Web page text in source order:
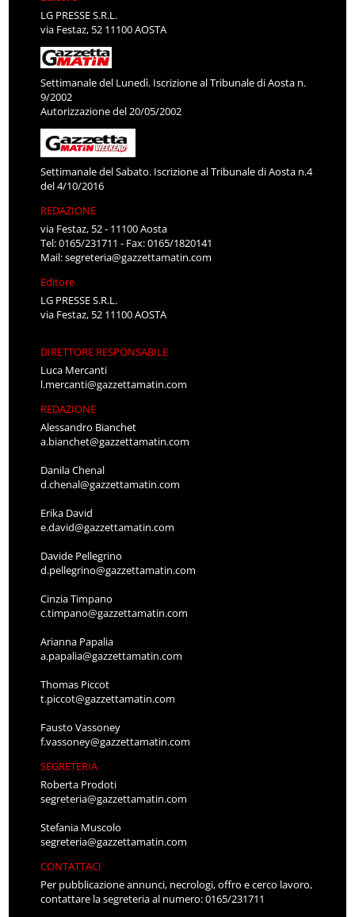
LG PRESSE S.R.L.
via Festaz, 52 11100 AOSTA
Settimanale del Lunedì. Iscrizione al Tribunale di Aosta n.
9/2002
Autorizzazione del 20/05/2002
Settimanale del Sabato. Iscrizione al Tribunale di Aosta n.4
del 4/10/2016
REDAZIONE
via Festaz, 52 - 11100 Aosta
Tel: 0165/231711 - Fax: 0165/1820141
Mail:segreteria@gazzettamatin.com
Editore
LG PRESSE S.R.L.
via Festaz, 52 11100 AOSTA
DIRETTORE RESPONSABILE
Luca Mercanti
l.mercanti@gazzettamatin.com
REDAZIONE
Alessandro Bianchet
a.bianchet@gazzettamatin.com
Danila Chenal
d.chenal@gazzettamatin.com
Erika David
e.david@gazzettamatin.com
Davide Pellegrino
d.pellegrino@gazzettamatin.com
Cinzia Timpano
c.timpano@gazzettamatin.com
Arianna Papalia
a.papalia@gazzettamatin.com
Thomas Piccot
t.piccot@gazzettamatin.com
Fausto Vassoney
f.vassoney@gazzettamatin.com
SEGRETERIA
Roberta Prodoti
segreteria@gazzettamatin.com
Stefania Muscolo
segreteria@gazzettamatin.com
CONTATTACI
Per pubblicazione annunci, necrologi, offro e cerco lavoro,
contattare la segreteria al numero: 0165/231711